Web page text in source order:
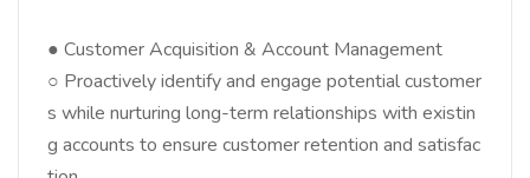
● Customer Acquisition & Account Management
○ Proactively identify and engage potential customer
s while nurturing long-term relationships with existin
g accounts to ensure customer retention and satisfac